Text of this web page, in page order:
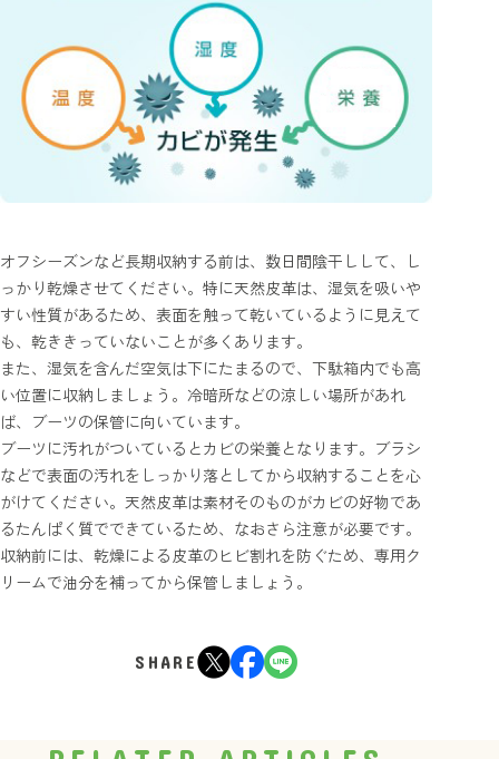
オフシーズンなど長期収納する前は、数日間陰干しして、し
っかり乾燥させてください。特に天然皮革は、湿気を吸いや
すい性質があるため、表面を触って乾いているように見えて
も、乾ききっていないことが多くあります。
また、湿気を含んだ空気は下にたまるので、下駄箱内でも高
い位置に収納しましょう。冷暗所などの涼しい場所があれ
ば、ブーツの保管に向いています。
ブーツに汚れがついているとカビの栄養となります。ブラシ
などで表面の汚れをしっかり落としてから収納することを心
がけてください。天然皮革は素材そのものがカビの好物であ
るたんぱく質でできているため、なおさら注意が必要です。
収納前には、乾燥による皮革のヒビ割れを防ぐため、専用ク
リームで油分を補ってから保管しましょう。
SHARE